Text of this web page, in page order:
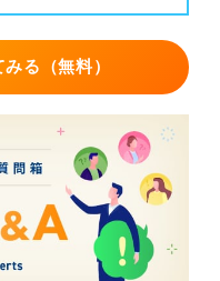
る（無料）